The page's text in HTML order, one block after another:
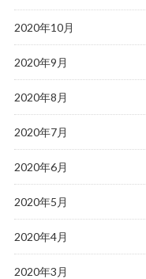
2020年10月
2020年9月
2020年8月
2020年7月
2020年6月
2020年5月
2020年4月
2020年3月